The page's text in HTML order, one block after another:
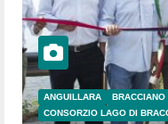
ANGUILLARA
BRACCIANO
CONSORZIO LAGO DI